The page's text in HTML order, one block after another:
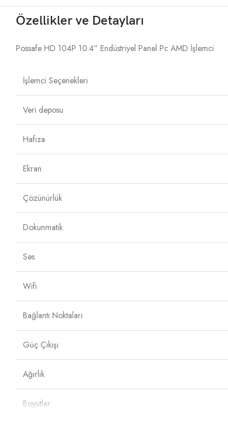
Özellikler ve Detayları
Possafe HD 104P 10.4” Endüstriyel Panel Pc AMD İşlemci
İşlemci Seçenekleri
Veri deposu
Hafıza
Ekran
Çözünürlük
Dokunmatik
Ses
Wifi
Bağlantı Noktaları
Güç Çıkışı
Ağırlık
Boyutlar